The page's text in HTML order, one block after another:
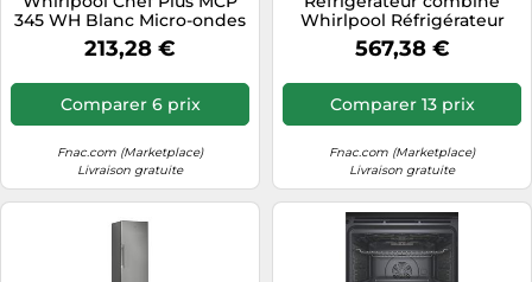
345 WH Blanc Micro-ondes
grill Comptoir 25 L 800 W
213,28 €
Comparer 6 prix
Fnac.com (Marketplace)
Livraison gratuite
Whirlpool Réfrigérateur
congélateur encastrable -
WHC18D071A1 FR
567,38 €
Comparer 13 prix
Fnac.com (Marketplace)
Livraison gratuite